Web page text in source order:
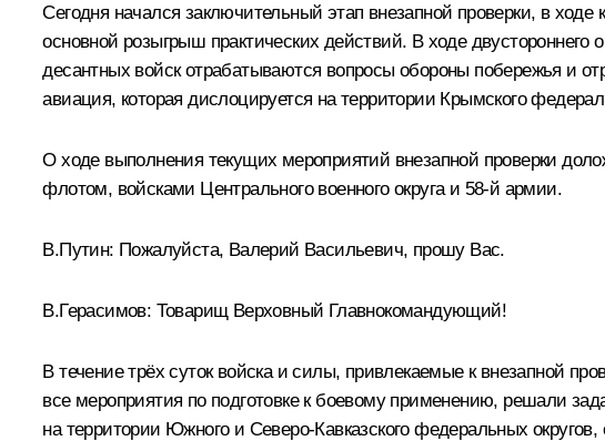
Сегодня начался заключительный этап внезапной проверки, в
основной розыгрыш практических действий. В ходе
десантных войск отрабатываются вопросы обороны побережья и
авиация, которая дислоцируется на территории Крымского
О ходе выполнения текущих мероприятий внезапной проверки
флотом, войсками Центрального военного округа и 58‑й армии.
В.Путин: Пожалуйста, Валерий Васильевич, прошу Вас.
В.Герасимов: Товарищ Верховный Главнокомандующий!
В течение трёх суток войска и силы, привлекаемые к внезапной
все мероприятия по подготовке к боевому применению, решали
на территории Южного и Северо-Кавказского федеральных